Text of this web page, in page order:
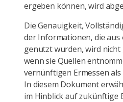
ergeben können, wird
Die Genauigkeit,
der Informationen, die aus
genutzt wurden, wird
wenn sie Quellen
vernünftigen Ermessen
In diesem Dokument
im Hinblick auf zukünftige